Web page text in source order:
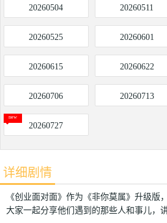
20260504 20260511
20260525 20260601
20260615 20260622
20260706 20260713
20260727
详细剧情
《创业面对面》作为《非你莫属》升级版
大家一起分享他们遇到的那些人和事儿，